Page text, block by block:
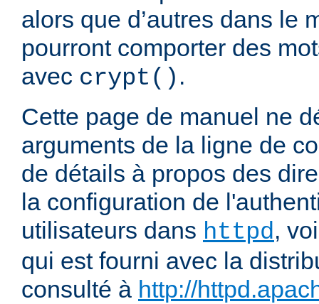
alors que d’autres dans le
pourront comporter des
avec crypt() .
Cette page de manuel ne
arguments de la ligne de
de détails à propos des
la configuration de
utilisateurs dans httpd,
qui est fourni avec la
consulté à http://